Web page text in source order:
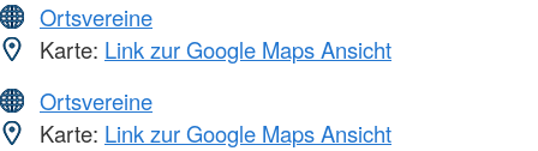
Ortsvereine
Karte: Link zur Google Maps Ansicht
Ortsvereine
Karte: Link zur Google Maps Ansicht